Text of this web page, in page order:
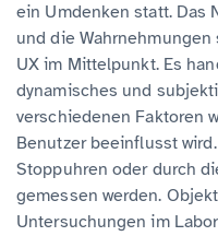
ein Umdenken statt. Das
und die
UX im Mittelpunkt. Es
dynamisches und
verschiedenen Faktoren
Benutzer beeinflusst
Stoppuhren oder durch
gemessen werden.
Untersuchungen im